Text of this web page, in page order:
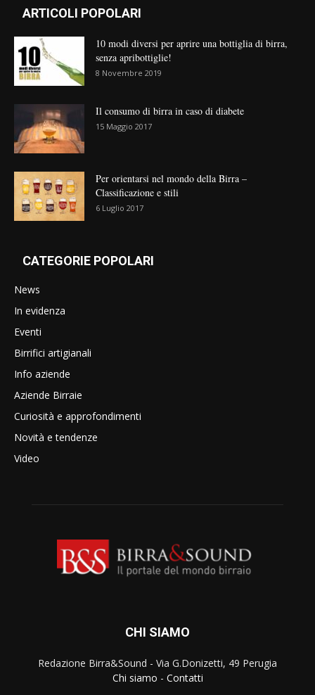
ARTICOLI POPOLARI
10 modi diversi per aprire una bottiglia di birra,
senza apribottiglie!
8 Novembre 2019
Il consumo di birra in caso di diabete
15 Maggio 2017
Per orientarsi nel mondo della Birra –
Classificazione e stili
6 Luglio 2017
CATEGORIE POPOLARI
News
In evidenza
Eventi
Birrifici artigianali
Info aziende
Aziende Birraie
Curiosità e approfondimenti
Novità e tendenze
Video
CHI SIAMO
Redazione Birra&Sound - Via G.Donizetti, 49 Perugia
Chi siamo - Contatti